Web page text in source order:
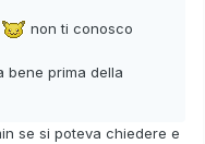
non ti conosco
bene prima della
se si poteva chiedere e